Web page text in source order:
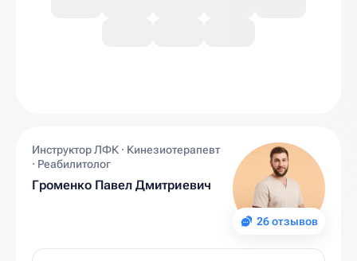
26 отзывов
Инструктор ЛФК · Кинезиотерапевт
· Реабилитолог
Громенко Павел Дмитриевич